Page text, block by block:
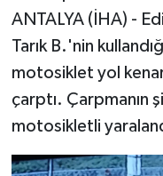
ANTALYA (İHA) -
Tarık B.'nin
motosiklet yol
çarptı. Çarpmanın
motosikletli